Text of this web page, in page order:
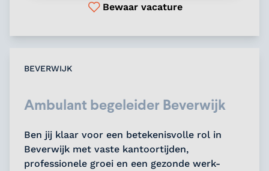
Bewaar vacature
BEVERWIJK
Ambulant begeleider Beverwijk
Ben jij klaar voor een betekenisvolle rol in
Beverwijk met vaste kantoortijden,
professionele groei en een gezonde werk-